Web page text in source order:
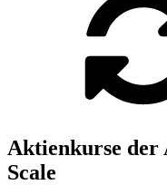
Aktienkurse
Scale